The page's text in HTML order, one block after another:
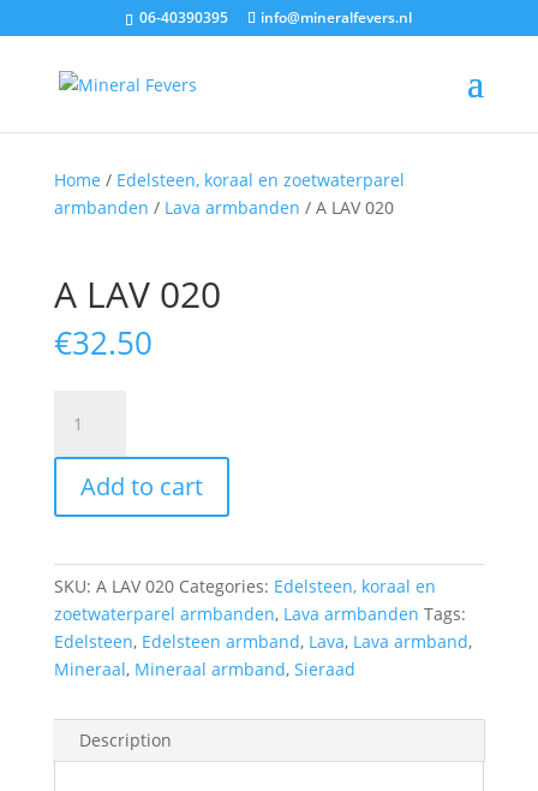
06-40390395 info@mineralfevers.nl
Home / Edelsteen, koraal en zoetwaterparel
armbanden / Lava armbanden / A LAV 020
A LAV 020
€32.50
LAV
020
quantity
Add to cart
SKU: A LAV 020 Categories: Edelsteen, koraal en
zoetwaterparel armbanden, Lava armbanden Tags:
Edelsteen, Edelsteen armband, Lava, Lava armband,
Mineraal, Mineraal armband, Sieraad
Description